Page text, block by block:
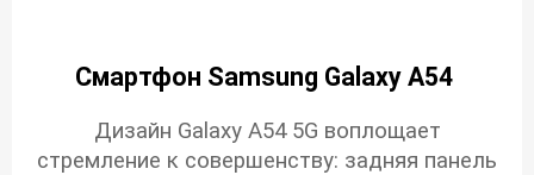
Смартфон Samsung Galaxy A54
Дизайн Galaxy A54 5G воплощает
стремление к совершенству: задняя панель